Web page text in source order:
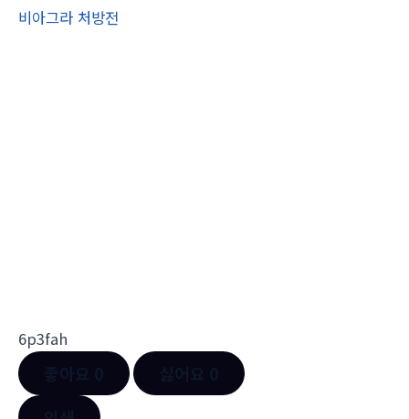
비아그라 처방전
6p3fah